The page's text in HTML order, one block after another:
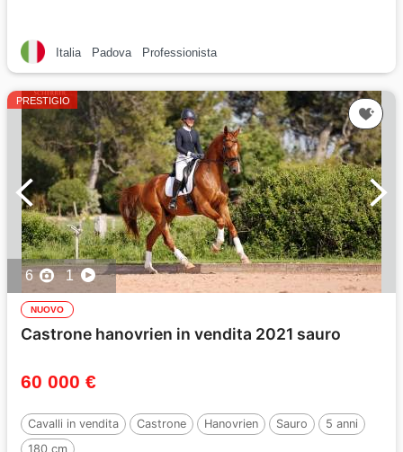
Italia Padova Professionista
PRESTIGIO
6 1
NUOVO
Castrone hanovrien in vendita 2021 sauro
60 000 €
Cavalli in vendita Castrone Hanovrien Sauro
5 anni
180 cm